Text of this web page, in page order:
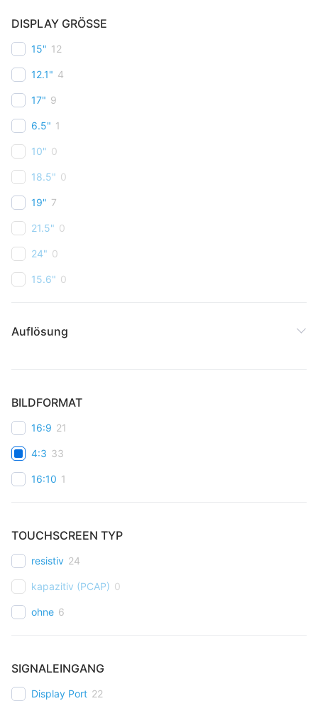
DISPLAY GRÖSSE
15" 12
12.1" 4
17" 9
6.5" 1
10" 0
18.5" 0
19" 7
21.5" 0
24" 0
15.6" 0
Auflösung
BILDFORMAT
16:9 21
4:3 33
16:10 1
TOUCHSCREEN TYP
resistiv 24
kapazitiv (PCAP) 0
ohne 6
SIGNALEINGANG
Display Port 22